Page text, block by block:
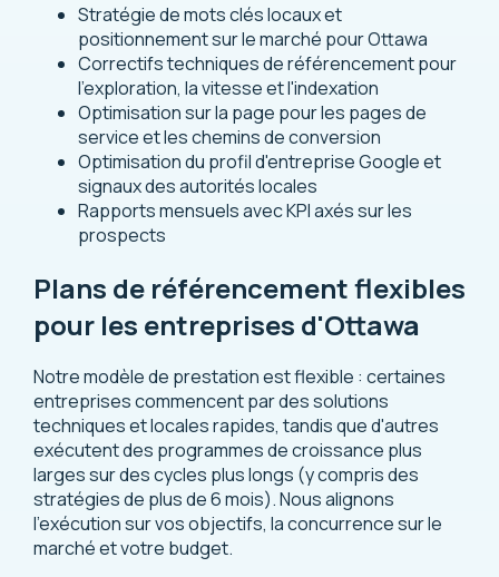
Stratégie de mots clés locaux et
positionnement sur le marché pour Ottawa
Correctifs techniques de référencement pour
l'exploration, la vitesse et l'indexation
Optimisation sur la page pour les pages de
service et les chemins de conversion
Optimisation du profil d'entreprise Google et
signaux des autorités locales
Rapports mensuels avec KPI axés sur les
prospects
Plans de référencement flexibles
pour les entreprises d'Ottawa
Notre modèle de prestation est flexible : certaines
entreprises commencent par des solutions
techniques et locales rapides, tandis que d'autres
exécutent des programmes de croissance plus
larges sur des cycles plus longs (y compris des
stratégies de plus de 6 mois). Nous alignons
l’exécution sur vos objectifs, la concurrence sur le
marché et votre budget.